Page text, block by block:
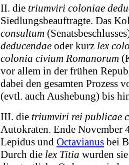
II. die triumviri coloniae
Siedlungsbeauftragte. Das
consultum
deducendae oder kurz lex
colonia civium Romanorum
vor allem in der frühen
dabei den gesamten Prozess
(evtl. auch Aushebung) bis
III. die triumviri rei publicae
Autokraten. Ende November
Lepidus und Octavianus bei
Durch die lex Titia wurden